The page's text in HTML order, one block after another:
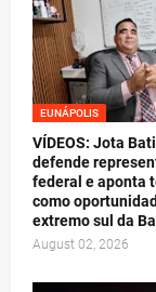
EUNÁPOLIS
VÍDEOS: Jota
defende
federal e aponta
como
extremo sul da
August 02, 2026